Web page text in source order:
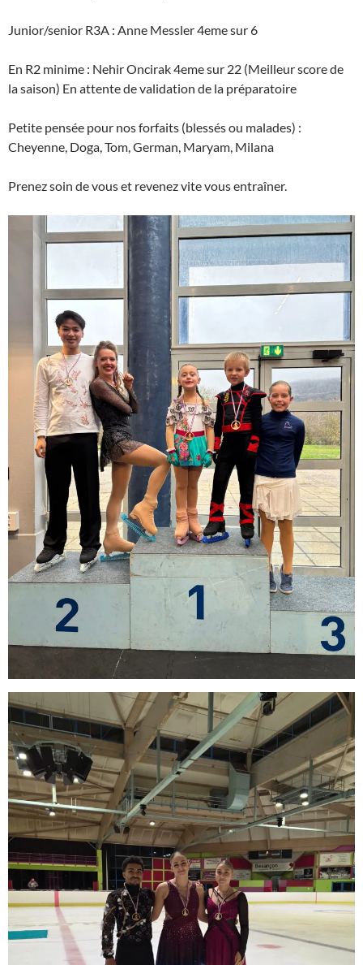
Junior/senior R3A : Anne Messler 4eme sur 6
En R2 minime : Nehir Oncirak 4eme sur 22 (Meilleur score de
la saison) En attente de validation de la préparatoire
Petite pensée pour nos forfaits (blessés ou malades) :
Cheyenne, Doga, Tom, German, Maryam, Milana
Prenez soin de vous et revenez vite vous entraîner.